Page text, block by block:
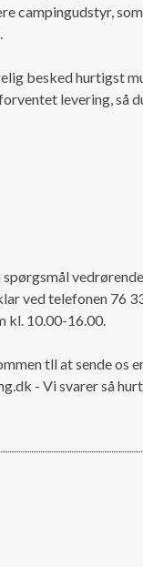
campingudstyr,
besked hurtigst
levering, så
spørgsmål
ved telefonen 76
kl. 10.00-16.00.
tll at sende os
- Vi svarer så